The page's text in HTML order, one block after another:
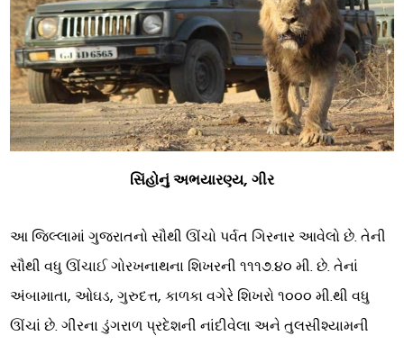
સિંહોનું અભયારણ્ય, ગીર
આ જિલ્લામાં ગુજરાતનો સૌથી ઊંચો પર્વત ગિરનાર આવેલો છે. તેની
સૌથી વધુ ઊંચાઈ ગોરખનાથના શિખરની ૧૧૧૭.૪૦ મી. છે. તેનાં
અંબામાતા, ઓઘડ, ગુરુદત્ત, કાળકા વગેરે શિખરો ૧૦૦૦ મી.થી વધુ
ઊંચાં છે. ગીરના ડુંગરાળ પ્રદેશની નાંદીવેલા અને તુલસીશ્યામની